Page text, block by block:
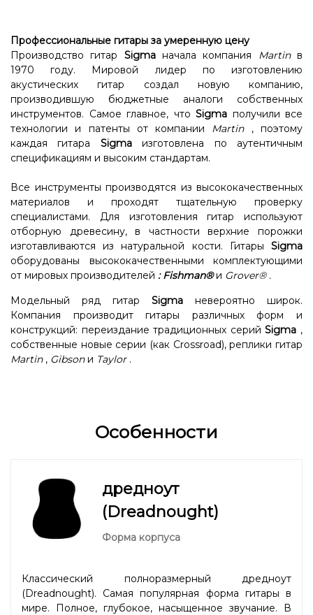
Профессиональные гитары за умеренную цену
Производство гитар Sigmaначала компания Martinв
1970 году. Мировой лидер по изготовлению
акустических гитар создал новую компанию,
производившую бюджетные аналоги собственных
инструментов. Самое главное, что Sigma получили все
технологии и патенты от компании Martin, поэтому
каждая гитара Sigmaизготовлена ​​по аутентичным
спецификациям и высоким стандартам.
Все инструменты производятся из высококачественных
материалов и проходят тщательную проверку
специалистами. Для изготовления гитар используют
отборную древесину, в частности верхние порожки
изготавливаются из натуральной кости. Гитары Sigma
оборудованы высококачественными комплектующими
от мировых производителей :Fishman® и Grover® .
Модельный ряд гитар Sigma невероятно широк.
Компания производит гитары различных форм и
конструкций: переиздание традиционных серийSigma ,
собственные новые серии (как Crossroad), реплики гитар
Martin, Gibsonи Taylor.
Особенности
дредноут
(Dreadnought)
Форма корпуса
Классический полноразмерный дредноут
(Dreadnought). Самая популярная форма гитары в
мире. Полное, глубокое, насыщенное звучание. В